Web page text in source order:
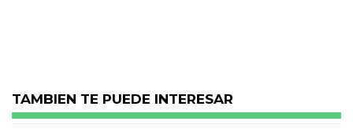
TAMBIEN TE PUEDE INTERESAR